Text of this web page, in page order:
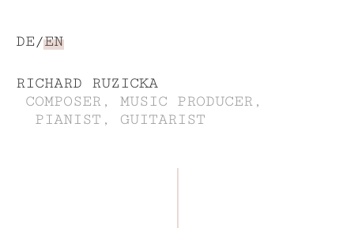
DE EN
RICHARD RUZICKA
COMPOSER, MUSIC PRODUCER,
PIANIST, GUITARIST